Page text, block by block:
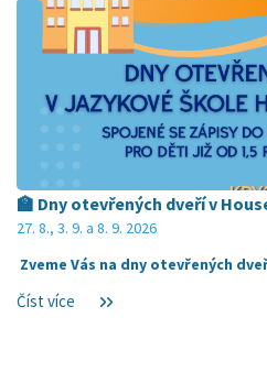
🏫 Dny otevřených dveří v
27. 8., 3. 9. a 8. 9. 2026
Zveme Vás na dny otevřených
Číst více